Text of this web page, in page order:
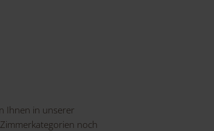
Ihnen in unserer
noch